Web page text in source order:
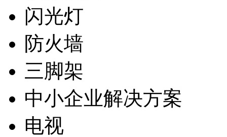
闪光灯
防火墙
三脚架
中小企业解决方案
电视